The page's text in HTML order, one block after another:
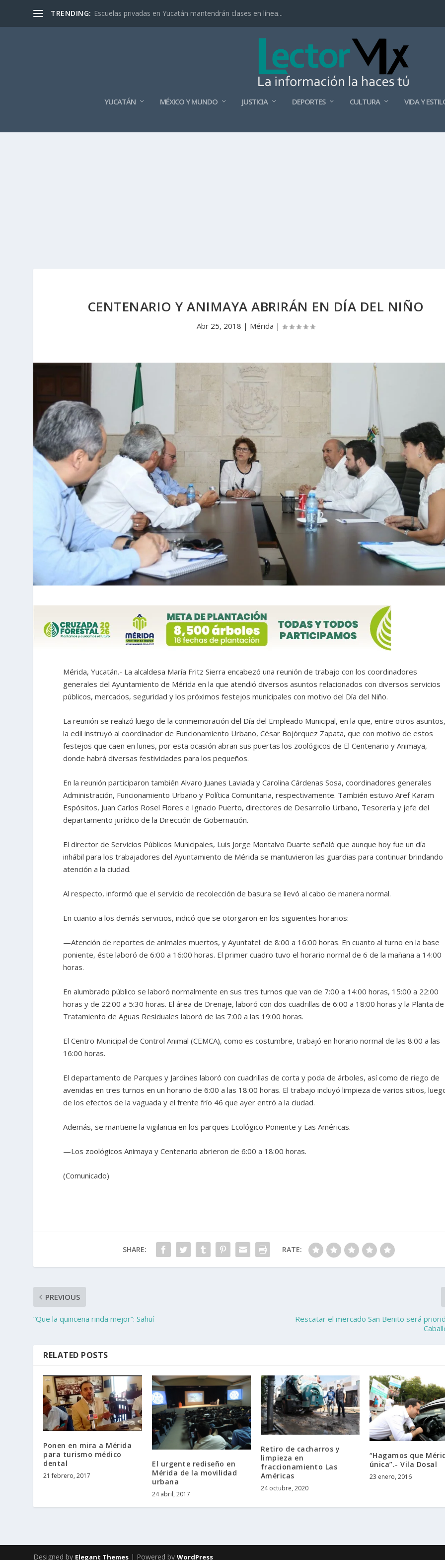
TRENDING: Escuelas privadas en Yucatán mantendrán clases en línea...
YUCATÁN MÉXICO Y MUNDO JUSTICIA DEPORTES CULTURA VIDA Y
CENTENARIO Y ANIMAYA ABRIRÁN EN DÍA DEL NIÑO
Abr 25, 2018 | Mérida |
Mérida, Yucatán.- La alcaldesa María Fritz Sierra encabezó una reunión de trabajo con los coordinadores
generales del Ayuntamiento de Mérida en la que atendió diversos asuntos relacionados con diversos servicios
públicos, mercados, seguridad y los próximos festejos municipales con motivo del Día del Niño.
La reunión se realizó luego de la conmemoración del Día del Empleado Municipal, en la que, entre otros
la edil instruyó al coordinador de Funcionamiento Urbano, César Bojórquez Zapata, que con motivo de estos
festejos que caen en lunes, por esta ocasión abran sus puertas los zoológicos de El Centenario y Animaya,
donde habrá diversas festividades para los pequeños.
En la reunión participaron también Alvaro Juanes Laviada y Carolina Cárdenas Sosa, coordinadores generales
Administración, Funcionamiento Urbano y Política Comunitaria, respectivamente. También estuvo Aref Karam
Espósitos, Juan Carlos Rosel Flores e Ignacio Puerto, directores de Desarrollo Urbano, Tesorería y jefe del
departamento jurídico de la Dirección de Gobernación.
El director de Servicios Públicos Municipales, Luis Jorge Montalvo Duarte señaló que aunque hoy fue un día
inhábil para los trabajadores del Ayuntamiento de Mérida se mantuvieron las guardias para continuar brindando
atención a la ciudad.
Al respecto, informó que el servicio de recolección de basura se llevó al cabo de manera normal.
En cuanto a los demás servicios, indicó que se otorgaron en los siguientes horarios:
—Atención de reportes de animales muertos, y Ayuntatel: de 8:00 a 16:00 horas. En cuanto al turno en la base
poniente, éste laboró de 6:00 a 16:00 horas. El primer cuadro tuvo el horario normal de 6 de la mañana a 14:00
horas.
En alumbrado público se laboró normalmente en sus tres turnos que van de 7:00 a 14:00 horas, 15:00 a 22:00
horas y de 22:00 a 5:30 horas. El área de Drenaje, laboró con dos cuadrillas de 6:00 a 18:00 horas y la Planta de
Tratamiento de Aguas Residuales laboró de las 7:00 a las 19:00 horas.
El Centro Municipal de Control Animal (CEMCA), como es costumbre, trabajó en horario normal de las 8:00 a las
16:00 horas.
El departamento de Parques y Jardines laboró con cuadrillas de corta y poda de árboles, así como de riego de
avenidas en tres turnos en un horario de 6:00 a las 18:00 horas. El trabajo incluyó limpieza de varios sitios,
de los efectos de la vaguada y el frente frío 46 que ayer entró a la ciudad.
Además, se mantiene la vigilancia en los parques Ecológico Poniente y Las Américas.
—Los zoológicos Animaya y Centenario abrieron de 6:00 a 18:00 horas.
(Comunicado)
SHARE: RATE:
PREVIOUS
“Que la quincena rinda mejor”: Sahuí
Rescatar el mercado San Benito será
RELATED POSTS
Ponen en mira a Mérida
para turismo médico
dental
21 febrero, 2017
El urgente rediseño en
Mérida de la movilidad
urbana
24 abril, 2017
Retiro de cacharros y
limpieza en
fraccionamiento Las
Américas
24 octubre, 2020
“Hagamos que
única”.- Vila Dosal
23 enero, 2016
Designed by Elegant Themes | Powered byWordPress